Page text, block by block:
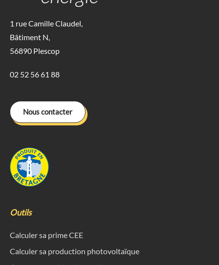
1 rue Camille Claudel,
Bâtiment N,
56890 Plescop
02 52 56 61 88
Nous contacter
Outils
Calculer sa prime CEE
Calculer sa production photovoltaïque